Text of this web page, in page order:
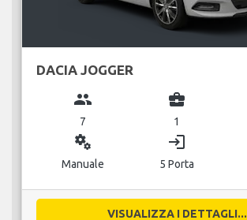
DACIA JOGGER
group
7
business_center
1
miscellaneous_services
Manuale
login
5 Porta
VISUALIZZA I DETTAGLI...